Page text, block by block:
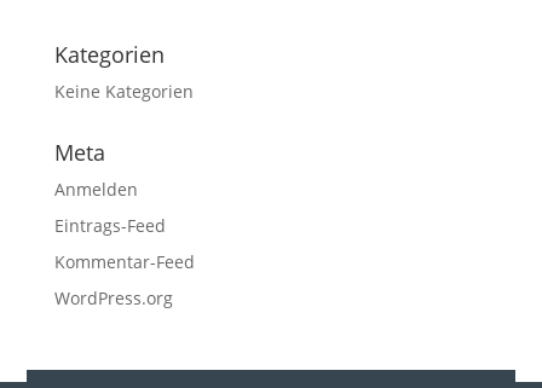
Kategorien
Keine Kategorien
Meta
Anmelden
Eintrags-Feed
Kommentar-Feed
WordPress.org